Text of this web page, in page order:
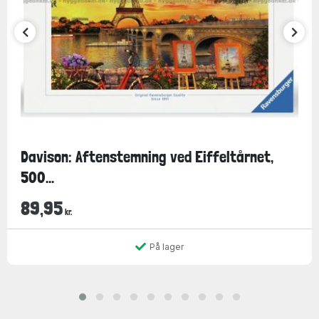
Davison: Aftenstemning ved Eiffeltårnet,
500...
89,95 kr.
På lager